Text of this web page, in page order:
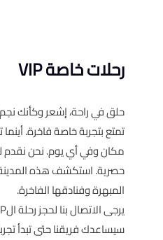
رحلات خاصة VIP
حلق في راحة، إشعر وكأنك
تمتع بتجربة خاصة فاخرة.
حصرية. استكشف هذه المدينة
المبهرة وفنادقها الفاخرة.
سيساعدك فريقنا حتى تبدأ